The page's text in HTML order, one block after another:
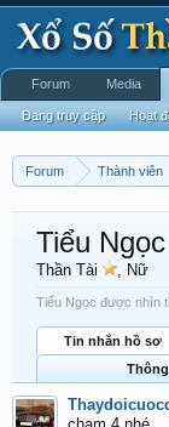
Forum Thành viên
Tiểu Ngọc
Thần Tài , Nữ
Tiểu Ngọc được nhìn
Tin nhắn hồ sơ
Forum Media
Đang truy cập Hoạt